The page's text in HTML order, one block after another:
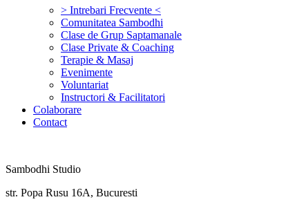
> Intrebari Frecvente <
Comunitatea Sambodhi
Clase de Grup Saptamanale
Clase Private & Coaching
Terapie & Masaj
‎Evenimente
Voluntariat
‏‏‎Instructori & Facilitatori
Colaborare
Contact
Sambodhi Studio
str. Popa Rusu 16A, Bucuresti